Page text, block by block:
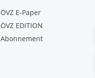
ÖVZ E-Paper
Abonnement
ÖVZ EDITION